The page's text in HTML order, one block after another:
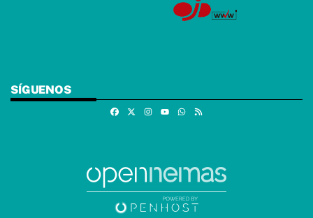
SÍGUENOS
FacebookInstagramWhatsapp